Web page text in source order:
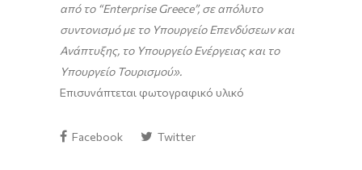
από το “Enterprise Greece”, σε απόλυτο
συντονισμό με το Υπουργείο Επενδύσεων και
Ανάπτυξης, το Υπουργείο Ενέργειας και το
Υπουργείο Τουρισμού».
Επισυνάπτεται φωτογραφικό υλικό
Facebook Twitter